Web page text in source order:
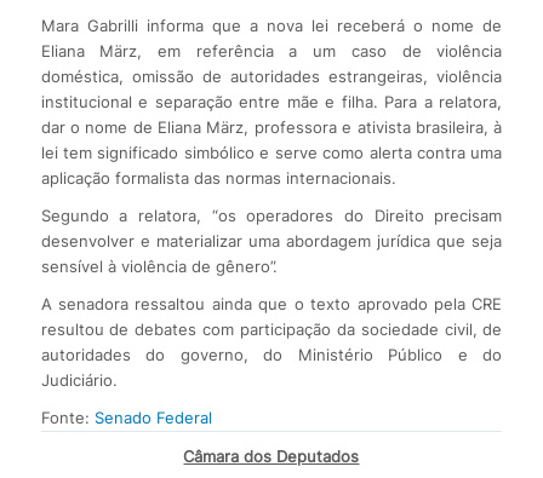
Mara Gabrilli informa que a nova lei receberá o nome de
Eliana März, em referência a um caso de violência
doméstica, omissão de autoridades estrangeiras, violência
institucional e separação entre mãe e filha. Para a relatora,
dar o nome de Eliana März, professora e ativista brasileira, à
lei tem significado simbólico e serve como alerta contra uma
aplicação formalista das normas internacionais.
Segundo a relatora, “os operadores do Direito precisam
desenvolver e materializar uma abordagem jurídica que seja
sensível à violência de gênero”.
A senadora ressaltou ainda que o texto aprovado pela CRE
resultou de debates com participação da sociedade civil, de
autoridades do governo, do Ministério Público e do
Judiciário.
Fonte: Senado Federal
Câmara dos Deputados